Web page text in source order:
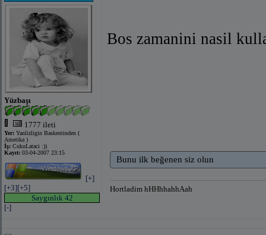
Yüzbaşı
1777 ileti
Yer: Yanlizligin Baskentinden (
Amerika )
İş: CukuLataci :))
Kayıt: 03-04-2007 23:15
[+]
[+3][+5]
Saygınlık 42
[-]
Bos zamanini nasil
Bunu ilk beğenen siz olun
Hortladim hHHhhahhAah